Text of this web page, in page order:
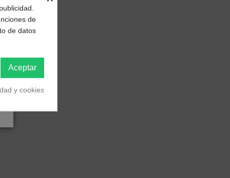
de
de datos
Aceptar
y cookies